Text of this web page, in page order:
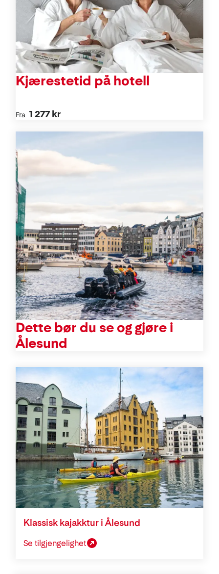
Kjærestetid på hotell
Fra 1 277 kr
Aktiviteter
Dette bør du se og gjøre i
Ålesund
Klassisk kajakktur i Ålesund
Se tilgjengelighet